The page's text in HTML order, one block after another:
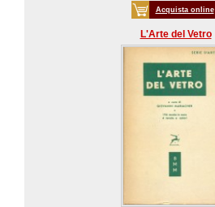
Acquista online
L'Arte del Vetro